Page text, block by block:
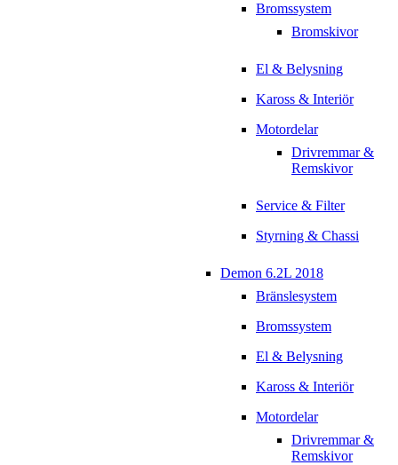
Bromssystem
Bromskivor
El & Belysning
Kaross & Interiör
Motordelar
Drivremmar &
Remskivor
Service & Filter
Styrning & Chassi
Demon 6.2L 2018
Bränslesystem
Bromssystem
El & Belysning
Kaross & Interiör
Motordelar
Drivremmar &
Remskivor